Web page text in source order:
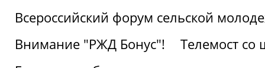
Всероссийский форум сельской
Внимание "РЖД Бонус"!
Телемост